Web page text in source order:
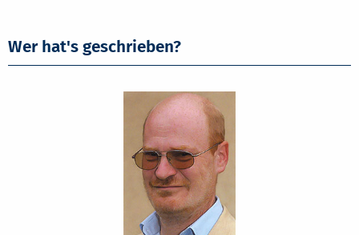
Wer hat's geschrieben?